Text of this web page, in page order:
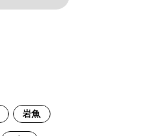
岩魚